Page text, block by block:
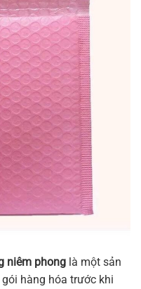
niêm phong là một sản
hàng hóa trước khi